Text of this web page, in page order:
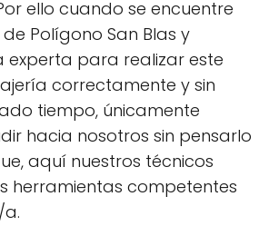
ello cuando se encuentre
Polígono San Blas y
experta para realizar este
correctamente y sin
tiempo, únicamente
hacia nosotros sin pensarlo
aquí nuestros técnicos
herramientas competentes